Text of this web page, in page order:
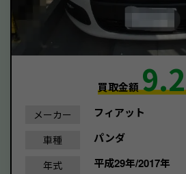
買取金額9.2
メーカー フィアット
車種 パンダ
年式 平成29年/2017年